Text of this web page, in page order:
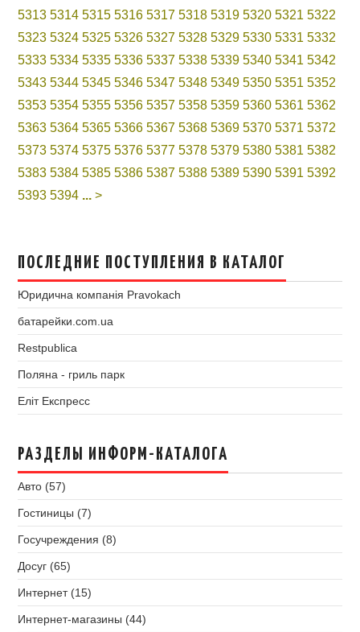
5313 5314 5315 5316 5317 5318 5319 5320 5321 5322
5323 5324 5325 5326 5327 5328 5329 5330 5331 5332
5333 5334 5335 5336 5337 5338 5339 5340 5341 5342
5343 5344 5345 5346 5347 5348 5349 5350 5351 5352
5353 5354 5355 5356 5357 5358 5359 5360 5361 5362
5363 5364 5365 5366 5367 5368 5369 5370 5371 5372
5373 5374 5375 5376 5377 5378 5379 5380 5381 5382
5383 5384 5385 5386 5387 5388 5389 5390 5391 5392
5393 5394 ... >
ПОСЛЕДНИЕ ПОСТУПЛЕНИЯ В КАТАЛОГ
Юридична компанія Pravokach
батарейки.com.ua
Restpublica
Поляна - гриль парк
Еліт Експресс
РАЗДЕЛЫ ИНФОРМ-КАТАЛОГА
Авто (57)
Гостиницы (7)
Госучреждения (8)
Досуг (65)
Интернет (15)
Интернет-магазины (44)